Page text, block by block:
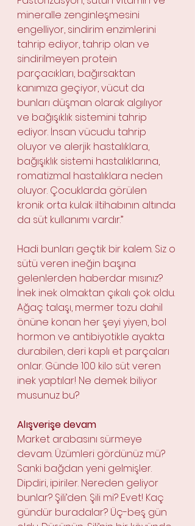
mineralle zenginleşmesini
engelliyor, sindirim enzimlerini
tahrip ediyor, tahrip olan ve
sindirilmeyen protein
parçacıkları, bağırsaktan
kanımıza geçiyor, vücut da
bunları düşman olarak algılıyor
ve bağışıklık sistemini tahrip
ediyor. İnsan vücudu tahrip
oluyor ve alerjik hastalıklara,
bağışıklık sistemi hastalıklarına,
romatizmal hastalıklara neden
oluyor. Çocuklarda görülen
kronik orta kulak iltihabının altında
da süt kullanımı vardır.”
Hadi bunları geçtik bir kalem. Siz o
sütü veren ineğin başına
gelenlerden haberdar mısınız?
İnek inek olmaktan çıkalı çok oldu.
Ağaç talaşı, mermer tozu dahil
önüne konan her şeyi yiyen, bol
hormon ve antibiyotikle ayakta
durabilen, deri kaplı et parçaları
onlar. Günde 100 kilo süt veren
inek yaptılar! Ne demek biliyor
musunuz bu?
Alışverişe devam
Market arabasını sürmeye
devam. Üzümleri gördünüz mü?
Sanki bağdan yeni gelmişler.
Dipdiri, ipiriler. Nereden geliyor
bunlar? Şili’den. Şili mi? Evet! Kaç
gündür buradalar? Üç-beş gün